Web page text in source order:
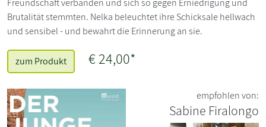
Freundschaft verbanden und sich so gegen Erniedrigung und
Brutalität stemmten. Nelka beleuchtet ihre Schicksale hellwach
und sensibel - und bewahrt die Erinnerung an sie.
zum Produkt € 24,00*
empfohlen von:
Sabine Firalongo